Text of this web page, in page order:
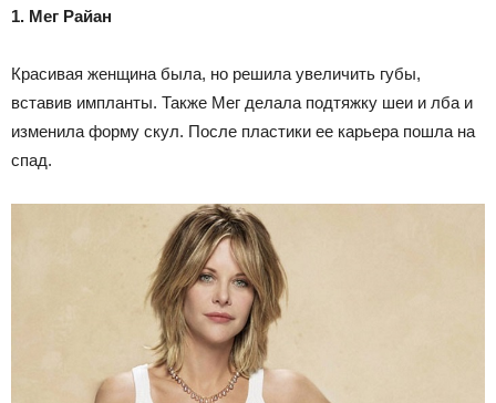
1. Мег Райан
Красивая женщина была, но решила увеличить губы,
вставив импланты. Также Мег делала подтяжку шеи и лба и
изменила форму скул. После пластики ее карьера пошла на
спад.